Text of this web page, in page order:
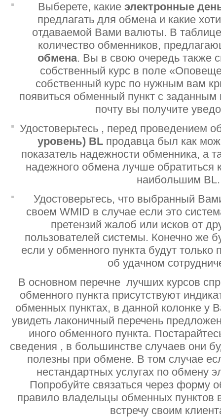
Выберете, какие электронные
предлагать для обмена и какие
отдаваемой Вами валюты. В таблице
количество обменников,
обмена. Вы в свою очередь также
собственный курс в поле
собственный курс по нужным вам
появиться обменный пункт с заданным
почту вы получите
Удостоверьтесь , перед проведением
уровень) BL продавца был как
показатель надежности обменника, а
надежного обмена лучше
наибольшим BL.
Удостоверьтесь, что выбранный
своем WMID в случае если это
претензий жалоб или исков от
пользователей системы. Конечно же
если у обменного пункта будут
об удачном
В основном перечне лучших курсов
обменного пункта присутствуют
обменных пунктах, в данной колонке у
увидеть лаконичный перечень
иного обменного пункта.
сведения , в большинстве случаев они
полезны при обмене. В том случае
нестандартных услугах по обмену
Попробуйте связаться через форму
правило владельцы обменных пунктов
встречу своим